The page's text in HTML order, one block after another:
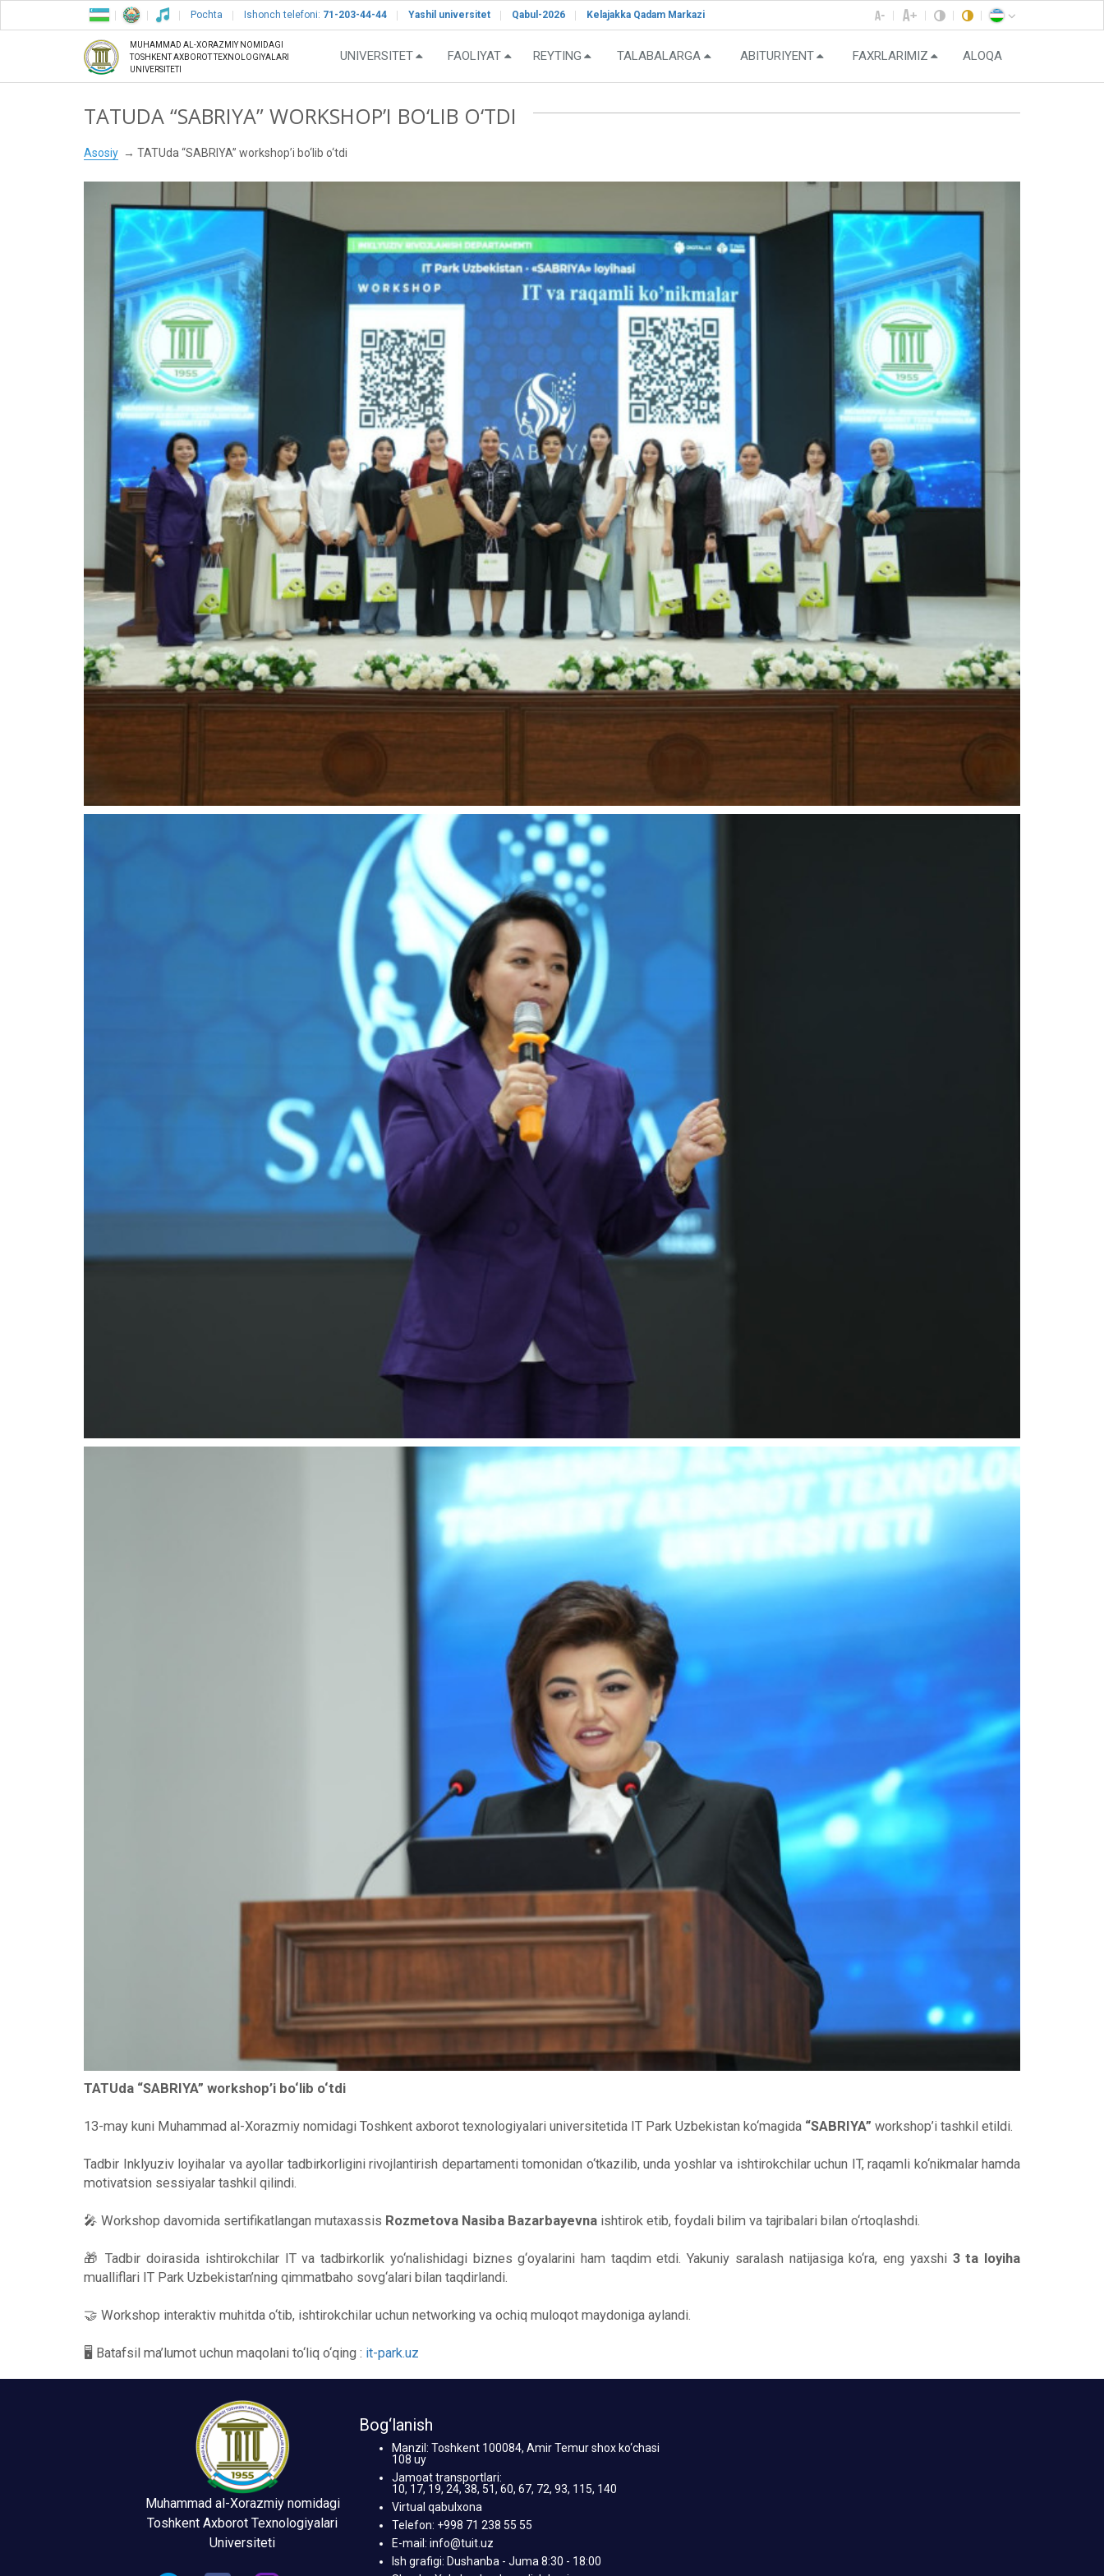
Pochta Ishonch telefoni: 71-203-44-44 Yashil universitet Qabul-2026 Kelajakka Qadam Markazi
MUHAMMAD AL-XORAZMIY NOMIDAGI
TOSHKENT AXBOROT TEXNOLOGIYALARI
UNIVERSITETI
UNIVERSITET FAOLIYAT REYTING TALABALARGA ABITURIYENT FAXRLARIMIZ ALOQA
TATUDA “SABRIYA” WORKSHOP’I BO‘LIB O‘TDI
Asosiy TATUda “SABRIYA” workshop’i bo‘lib o‘tdi
TATUda “SABRIYA” workshop’i bo‘lib o‘tdi
13-may kuni Muhammad al-Xorazmiy nomidagi Toshkent axborot texnologiyalari universitetida IT Park Uzbekistan ko‘magida “SABRIYA” workshop’i tashkil etildi.
Tadbir Inklyuziv loyihalar va ayollar tadbirkorligini rivojlantirish departamenti tomonidan o‘tkazilib, unda yoshlar va ishtirokchilar uchun IT, raqamli ko‘nikmalar hamda
motivatsion sessiyalar tashkil qilindi.
🎤 Workshop davomida sertifikatlangan mutaxassis Rozmetova Nasiba Bazarbayevna ishtirok etib, foydali bilim va tajribalari bilan o‘rtoqlashdi.
🎁 Tadbir doirasida ishtirokchilar IT va tadbirkorlik yo‘nalishidagi biznes g‘oyalarini ham taqdim etdi. Yakuniy saralash natijasiga ko‘ra, eng yaxshi 3 ta loyiha
mualliflari IT Park Uzbekistan’ning qimmatbaho sovg‘alari bilan taqdirlandi.
🤝 Workshop interaktiv muhitda o‘tib, ishtirokchilar uchun networking va ochiq muloqot maydoniga aylandi.
🖥 Batafsil ma’lumot uchun maqolani to‘liq o‘qing : it-park.uz
Muhammad al-Xorazmiy nomidagi
Toshkent Axborot Texnologiyalari
Universiteti
Bog‘lanish
Manzil: Toshkent 100084, Amir Temur shox ko‘chasi
108 uy
Jamoat transportlari:
10, 17, 19, 24, 38, 51, 60, 67, 72, 93, 115, 140
Virtual qabulxona
Telefon: +998 71 238 55 55
E-mail: info@tuit.uz
Ish grafigi: Dushanba - Juma 8:30 - 18:00